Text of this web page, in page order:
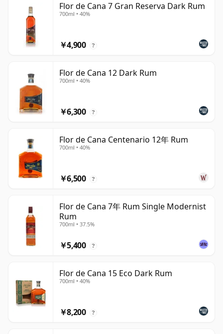
Flor de Cana 7 Gran Reserva Dark Rum
700ml • 40%
￥4,900 ?
Flor de Cana 12 Dark Rum
700ml • 40%
￥6,300 ?
Flor de Cana Centenario 12年 Rum
700ml • 40%
￥6,500 ?
Flor de Cana 7年 Rum Single Modernist
Rum
700ml • 37.5%
￥5,400 ?
Flor de Cana 15 Eco Dark Rum
700ml • 40%
￥8,200 ?